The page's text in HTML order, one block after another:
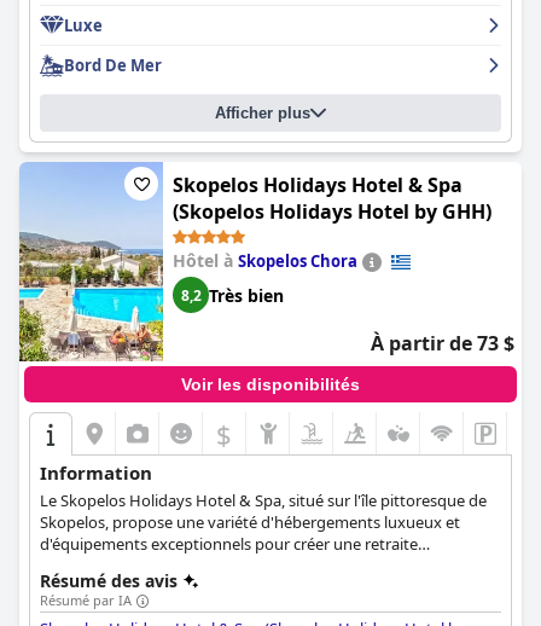
arrangeants. L'espace piscine est fantastique avec plusieurs
types de piscines disponibles, y compris une piscine réservée
aux adultes qui est réputée très relaxante. Les familles avec de
jeunes enfants apprécient les options adaptées aux enfants,
notamment une piscine pour enfants dédiée. Dans l'ensemble,
leKassandra Bay Resort, Suites & Spaest un excellent choix
pour ceux qui recherchent un service attentionné, un personnel
amical et un espace piscine formidable.
Luxe
Bord De Mer
Afficher plus
Skopelos Holidays Hotel & Spa
(Skopelos Holidays Hotel by GHH)
Hôtel à Skopelos Chora
8,2 Très bien
À partir de 73 $
Voir les disponibilités
$
Information
Le Skopelos Holidays Hotel & Spa, situé sur l'île pittoresque de
Skopelos, propose une variété d'hébergements luxueux et
d'équipements exceptionnels pour créer une retraite
Emerald Spa & Wellness récemment rénové, de la piscine de
l'hôtel et du bar au bord de la piscine, et bénéficier des services
Résumé des avis
Résumé par IA